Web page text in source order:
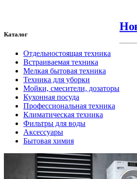
Каталог
Отдельностоящая техника
Встраиваемая техника
Мелкая бытовая техника
Техника для уборки
Мойки, смесители, дозаторы
Кухонная посуда
Профессиональная техника
Климатическая техника
Фильтры для воды
Аксессуары
Бытовая химия